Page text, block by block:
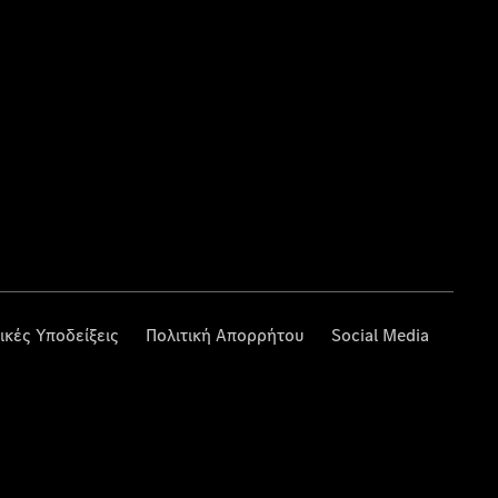
Υποδείξεις Πολιτική Απορρήτου Social Media